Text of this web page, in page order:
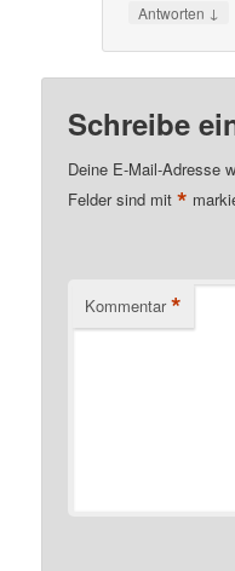
Antworten ↓
Schreibe
Deine E-Mail-Adresse
Felder sind mit*
Kommentar *